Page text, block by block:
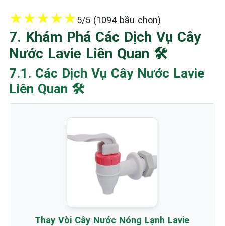
★★★★★5/5 (1094 bầu chọn)
7. Khám Phá Các Dịch Vụ Cây
Nước Lavie Liên Quan 🛠️
7.1. Các Dịch Vụ Cây Nước Lavie
Liên Quan 🛠️
Thay Vòi Cây Nước Nóng Lạnh Lavie